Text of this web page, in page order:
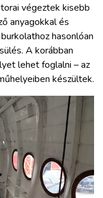
végeztek kisebb
anyagokkal és
hasonlóan
A korábban
lehet foglalni – az
készültek.